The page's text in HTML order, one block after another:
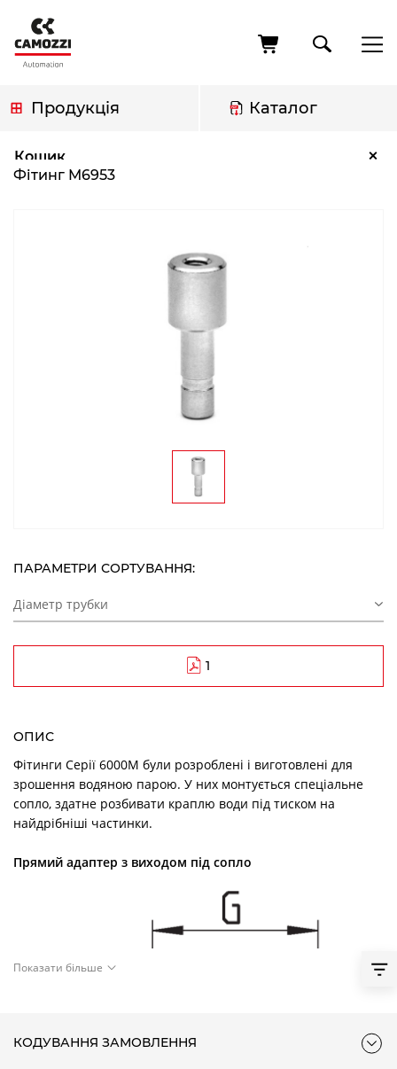
основного
вмісту
Продукція Каталог
Кошик ×
навіґації
Фітинг M6953
ПАРАМЕТРИ СОРТУВАННЯ:
Діаметр трубки
1
ОПИС
Фітинги Серії 6000M були розроблені і виготовлені для
зрошення водяною парою. У них монтується спеціальне
сопло, здатне розбивати краплю води під тиском на
найдрібніші частинки.
Прямий адаптер з виходом під сопло
Показати більше
КОДУВАННЯ ЗАМОВЛЕННЯ